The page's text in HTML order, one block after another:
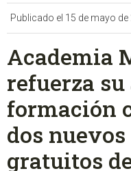
Publicado el 15 de mayo de
Academia
refuerza
formación
dos
gratuitos